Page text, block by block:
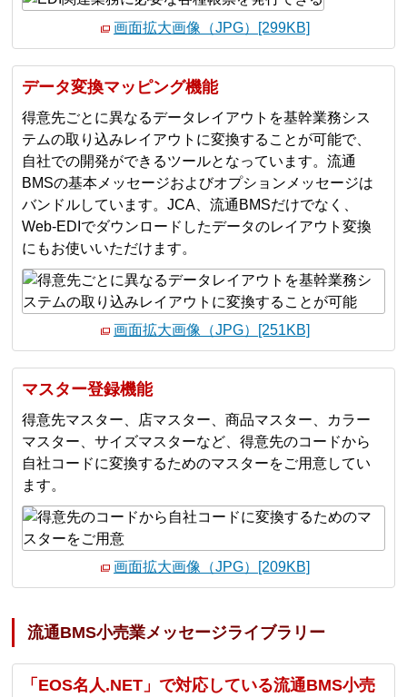
画面拡大画像（JPG）[299KB]
データ変換マッピング機能
得意先ごとに異なるデータレイアウトを基幹業務シス
テムの取り込みレイアウトに変換することが可能で、
自社での開発ができるツールとなっています。流通
BMSの基本メッセージおよびオプションメッセージは
バンドルしています。JCA、流通BMSだけでなく、
Web-EDIでダウンロードしたデータのレイアウト変換
にもお使いいただけます。
画面拡大画像（JPG）[251KB]
マスター登録機能
得意先マスター、店マスター、商品マスター、カラー
マスター、サイズマスターなど、得意先のコードから
自社コードに変換するためのマスターをご用意してい
ます。
画面拡大画像（JPG）[209KB]
流通BMS小売業メッセージライブラリー
「EOS名人.NET」で対応している流通BMS小売